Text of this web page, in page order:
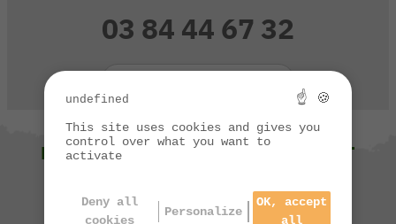
03 84 44 67 32
NOUS VOUS SUGGÉRONS ÉGALEMENT
undefined ☝ 🍪
This site uses cookies and gives you
control over what you want to
activate
Deny all
cookies
Personalize
OK, accept
all